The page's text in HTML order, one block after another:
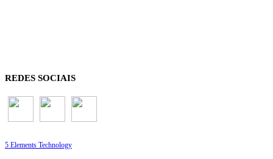
REDES SOCIAIS
5 Elements Technology